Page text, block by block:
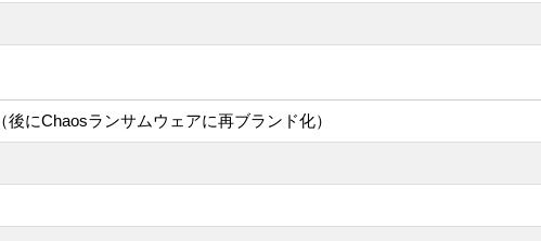
にChaosランサムウェアに再ブランド化）